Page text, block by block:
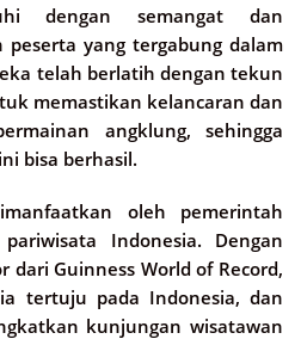
dengan semangat dan
yang tergabung dalam
telah berlatih dengan tekun
memastikan kelancaran dan
angklung, sehingga
bisa berhasil.
oleh pemerintah
Indonesia. Dengan
dari Guinness World of Record,
tertuju pada Indonesia, dan
kunjungan wisatawan